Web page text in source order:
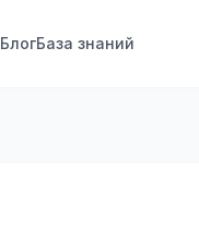
БлогБаза знаний